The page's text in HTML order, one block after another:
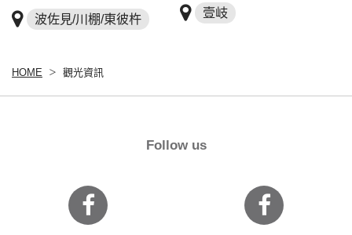
波佐見/川棚/東彼杵 壹岐
HOME 觀光資訊
Follow us